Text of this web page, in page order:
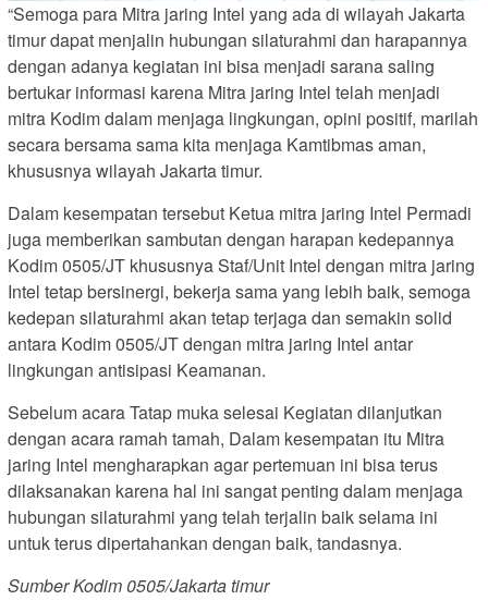
“Semoga para Mitra jaring Intel yang ada di wilayah Jakarta
timur dapat menjalin hubungan silaturahmi dan harapannya
dengan adanya kegiatan ini bisa menjadi sarana saling
bertukar informasi karena Mitra jaring Intel telah menjadi
mitra Kodim dalam menjaga lingkungan, opini positif, marilah
secara bersama sama kita menjaga Kamtibmas aman,
khususnya wilayah Jakarta timur.
Dalam kesempatan tersebut Ketua mitra jaring Intel Permadi
juga memberikan sambutan dengan harapan kedepannya
Kodim 0505/JT khususnya Staf/Unit Intel dengan mitra jaring
Intel tetap bersinergi, bekerja sama yang lebih baik, semoga
kedepan silaturahmi akan tetap terjaga dan semakin solid
antara Kodim 0505/JT dengan mitra jaring Intel antar
lingkungan antisipasi Keamanan.
Sebelum acara Tatap muka selesai Kegiatan dilanjutkan
dengan acara ramah tamah, Dalam kesempatan itu Mitra
jaring Intel mengharapkan agar pertemuan ini bisa terus
dilaksanakan karena hal ini sangat penting dalam menjaga
hubungan silaturahmi yang telah terjalin baik selama ini
untuk terus dipertahankan dengan baik, tandasnya.
Sumber Kodim 0505/Jakarta timur